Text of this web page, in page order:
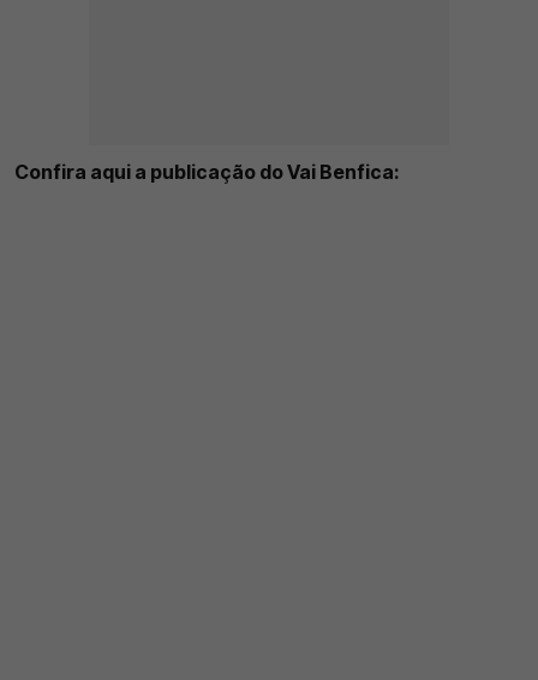
Confira aqui a publicação do Vai Benfica: